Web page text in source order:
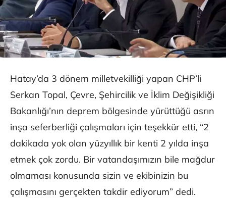
Hatay’da 3 dönem milletvekilliği yapan CHP’li
Serkan Topal, Çevre, Şehircilik ve İklim Değişikliği
Bakanlığı’nın deprem bölgesinde yürüttüğü asrın
inşa seferberliği çalışmaları için teşekkür etti, “2
dakikada yok olan yüzyıllık bir kenti 2 yılda inşa
etmek çok zordu. Bir vatandaşımızın bile mağdur
olmaması konusunda sizin ve ekibinizin bu
çalışmasını gerçekten takdir ediyorum” dedi.